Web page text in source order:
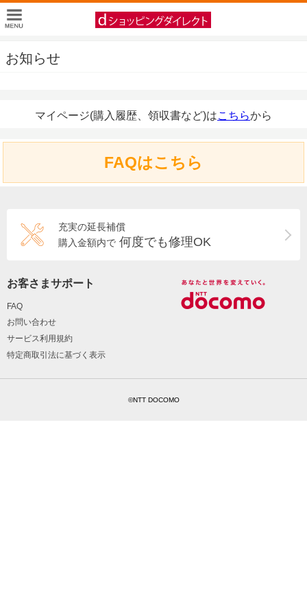
お知らせ
マイページ(購入履歴、領収書など)はこちらから
FAQはこちら
充実の延長補償
購入金額内で 何度でも修理OK
お客さまサポート
FAQ
お問い合わせ
サービス利用規約
特定商取引法に基づく表示
©NTT DOCOMO